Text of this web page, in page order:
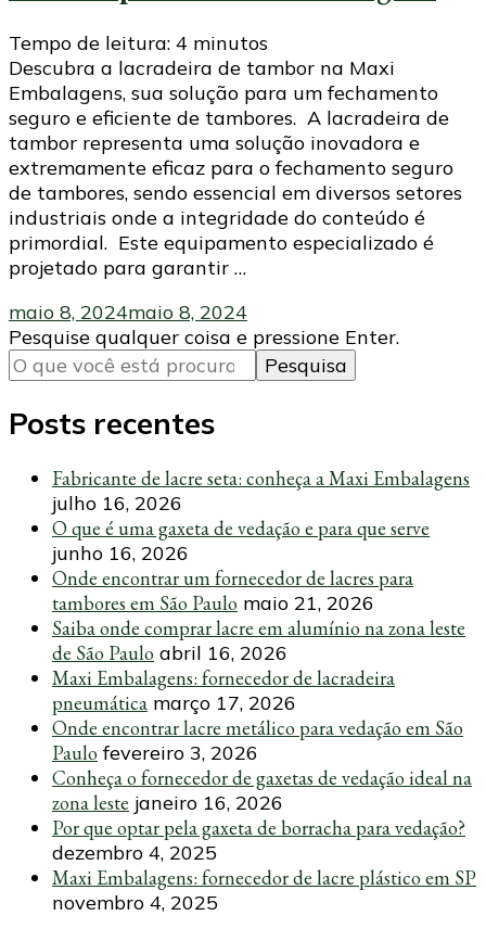
Tempo de leitura: 4 minutos
Descubra a lacradeira de tambor na Maxi
Embalagens, sua solução para um fechamento
seguro e eficiente de tambores. A lacradeira de
tambor representa uma solução inovadora e
extremamente eficaz para o fechamento seguro
de tambores, sendo essencial em diversos setores
industriais onde a integridade do conteúdo é
primordial. Este equipamento especializado é
projetado para garantir …
maio 8, 2024maio 8, 2024
Procurando
algo?
Pesquise qualquer coisa e pressione Enter.
Posts recentes
Fabricante de lacre seta: conheça a Maxi Embalagens
julho 16, 2026
O que é uma gaxeta de vedação e para que serve
junho 16, 2026
Onde encontrar um fornecedor de lacres para
tambores em São Paulo maio 21, 2026
Saiba onde comprar lacre em alumínio na zona leste
de São Paulo abril 16, 2026
Maxi Embalagens: fornecedor de lacradeira
pneumática março 17, 2026
Onde encontrar lacre metálico para vedação em São
Paulo fevereiro 3, 2026
Conheça o fornecedor de gaxetas de vedação ideal na
zona leste janeiro 16, 2026
Por que optar pela gaxeta de borracha para vedação?
dezembro 4, 2025
Maxi Embalagens: fornecedor de lacre plástico em SP
novembro 4, 2025